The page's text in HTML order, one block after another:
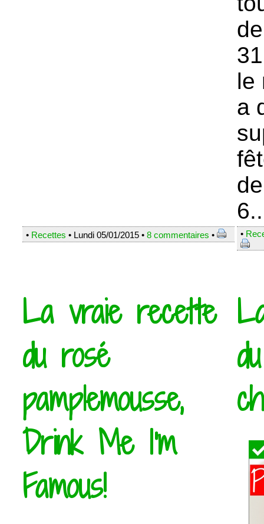
le
a
• Recettes • Lundi 05/01/2015 • 8 commentaires • •
La vraie recette
du rosé
pamplemousse,
Drink Me I'm
Famous!